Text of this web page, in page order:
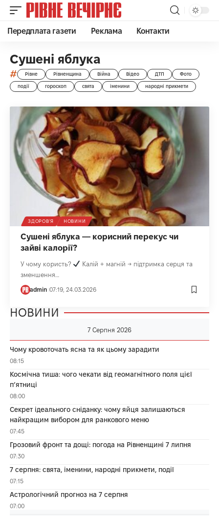
Передплата газети Реклама Контакти
Сушені яблука
# Рівне Рівненщина Війна Відео ДТП Фото
події гороскоп свята іменини народні прикмети
ЗДОРОВ'Я НОВИНИ
Сушені яблука — корисний перекус чи
зайві калорії?
У чому користь?
Калій + магній → підтримка серця та
зменшення…
admin 07:19, 24.03.2026
НОВИНИ
7 Серпня 2026
Чому кровоточать ясна та як цьому зарадити
08:15
Космічна тиша: чого чекати від геомагнітного поля цієї
п’ятниці
08:00
Секрет ідеального сніданку: чому яйця залишаються
найкращим вибором для ранкового меню
07:45
Грозовий фронт та дощі: погода на Рівненщині 7 липня
07:30
7 серпня: свята, іменини, народні прикмети, події
07:15
Астрологічний прогноз на 7 серпня
07:00